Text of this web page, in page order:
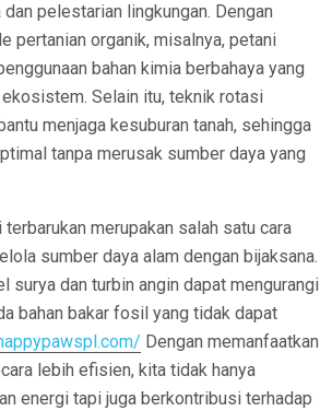
pelestarian lingkungan. Dengan
pertanian organik, misalnya, petani
bahan kimia berbahaya yang
Selain itu, teknik rotasi
menjaga kesuburan tanah, sehingga
tanpa merusak sumber daya yang
merupakan salah satu cara
sumber daya alam dengan bijaksana.
surya dan turbin angin dapat mengurangi
bahan bakar fosil yang tidak dapat
Dengan memanfaatkan
lebih efisien, kita tidak hanya
energi tapi juga berkontribusi terhadap